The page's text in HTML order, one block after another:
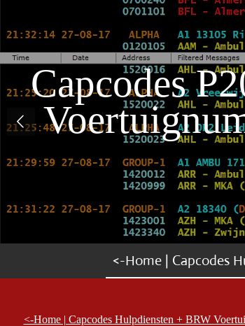
direct
de
hoofdinhoud
Capcodes
<-Home | Capcodes
<-Home | Capcodes Hulpdiensten + BRW